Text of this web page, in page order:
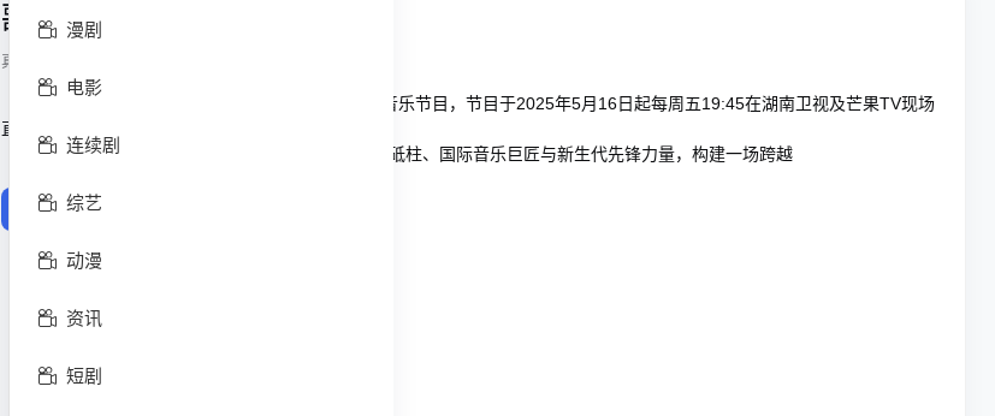
漫剧
电影
连续剧
综艺
动漫
资讯
短剧
歌手2025
真人秀,音乐,大陆综艺 | 2025 | 评分 5.0
《歌手2025》是湖南卫视和芒果TV联合出品的音乐节目，节目于2025年5月16日起每周五19:45在湖南卫视及芒果TV现场
直播。
节目突破地域与代际的壁垒，集结华语乐坛中流砥柱、国际音乐巨匠与新生代先锋力量，构建一场跨越
立即播放